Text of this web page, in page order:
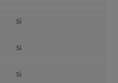
Sì
Sì
Sì